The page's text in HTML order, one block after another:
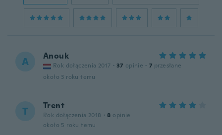
A Anouk
Rok dołączenia 2017 · 37 opinie · 7 przesłane
około 3 roku temu
T Trent
Rok dołączenia 2018 · 8 opinie
około 5 roku temu